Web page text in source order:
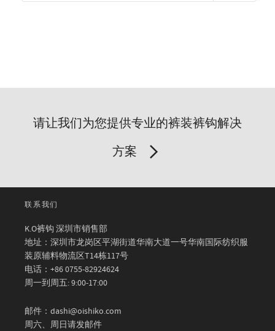
请让我们为您提供专业的裤装裤钩解决
方案
联系我们
K.O裤钩 深圳市销售部
地址：深圳市龙岗区平湖街道华南大道一号华南国际纺织服
装原辅料物流区T14栋117号
电话：+86 0755-82924624
周一到周五: 9:00-17:00
邮件：dashi@oishiko.com
周六、周日请发邮件